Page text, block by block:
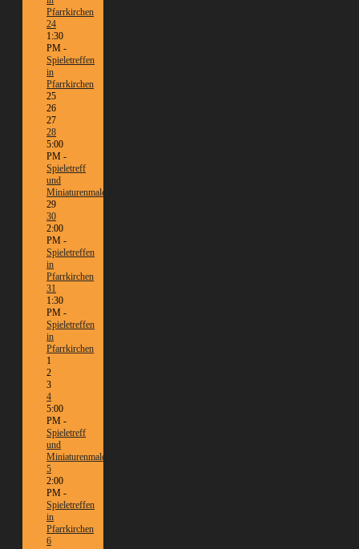
Pfarrkirchen
24
1:30
PM -
Spieletreffen
in
Pfarrkirchen
25
26
27
28
5:00
PM -
Spieletreff
und
Miniaturenmalen/Tabletop
29
30
2:00
PM -
Spieletreffen
in
Pfarrkirchen
31
1:30
PM -
Spieletreffen
in
Pfarrkirchen
1
2
3
4
5:00
PM -
Spieletreff
und
Miniaturenmalen/Tabletop
5
2:00
PM -
Spieletreffen
in
Pfarrkirchen
6